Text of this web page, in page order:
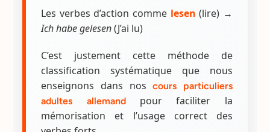
Les verbes d’action comme lesen (lire) →
Ich habe gelesen(J’ai lu)
C’est justement cette méthode de
classification systématique que nous
enseignons dans noscours particuliers
adultes allemandpour faciliter la
mémorisation et l’usage correct des